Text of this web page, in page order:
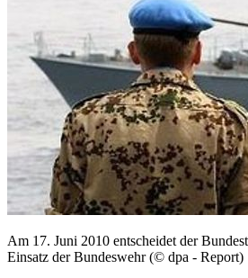
Am 17. Juni 2010 entscheidet der
Einsatz der Bundeswehr (© dpa - Report)